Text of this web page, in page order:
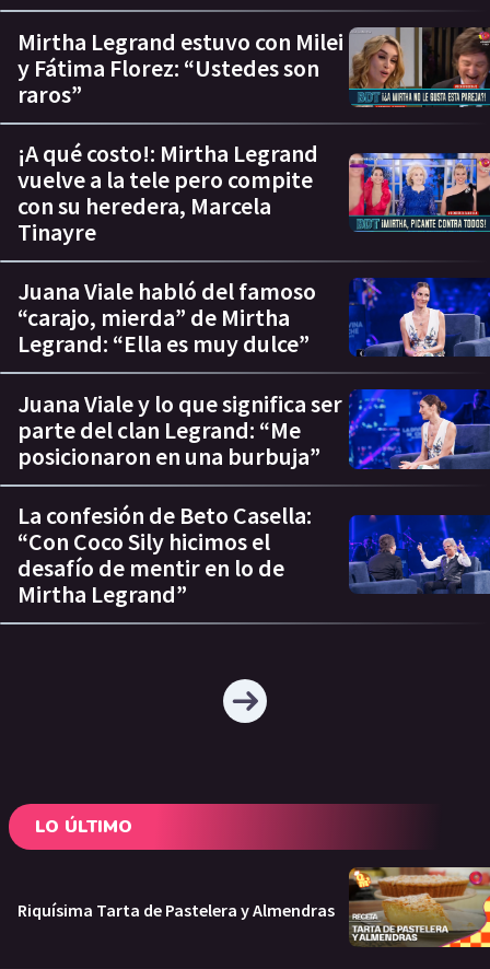
Mirtha Legrand estuvo con Milei
y Fátima Florez: “Ustedes son
raros”
¡A qué costo!: Mirtha Legrand
vuelve a la tele pero compite
con su heredera, Marcela
Tinayre
Juana Viale habló del famoso
“carajo, mierda” de Mirtha
Legrand: “Ella es muy dulce”
Juana Viale y lo que significa ser
parte del clan Legrand: “Me
posicionaron en una burbuja”
La confesión de Beto Casella:
“Con Coco Sily hicimos el
desafío de mentir en lo de
Mirtha Legrand”
LO ÚLTIMO
Riquísima Tarta de Pastelera y Almendras